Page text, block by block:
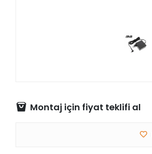
Montaj için fiyat teklifi al